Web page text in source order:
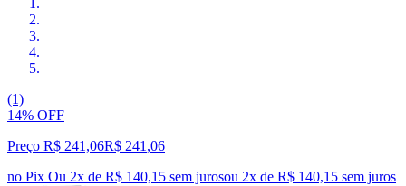
(1)
14% OFF
Preço R$ 241,06R$ 241 ,06
no Pix Ou 2x de R$ 140,15 sem jurosou 2x de R$ 140,15 sem juros